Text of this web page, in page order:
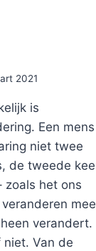
2021
is
Een mens
niet twee
de tweede
zoals het ons
verandert.
Van de